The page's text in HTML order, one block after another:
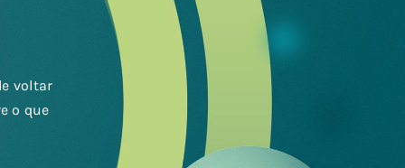
voltar
o que